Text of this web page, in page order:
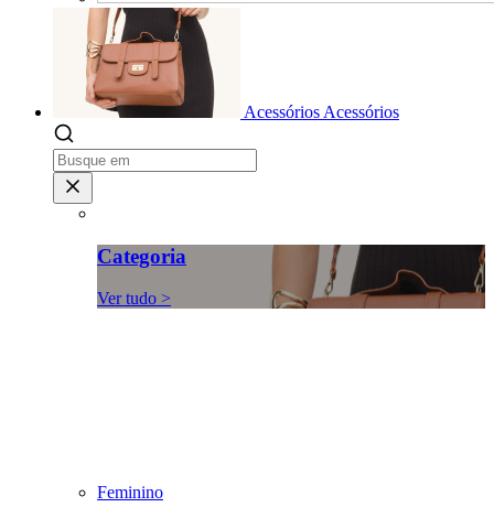
Acessórios Acessórios
Categoria
Ver tudo >
Feminino